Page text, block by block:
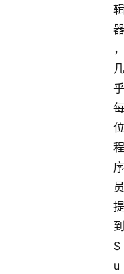
辑
器
，
几
乎
每
位
程
序
员
提
到
S
u